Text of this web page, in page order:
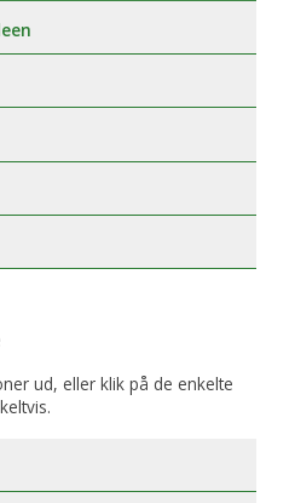
ud, eller klik på de enkelte